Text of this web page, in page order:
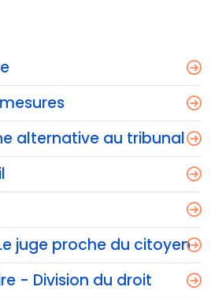
alternative au tribunal
juge proche du citoyen
- Division du droit